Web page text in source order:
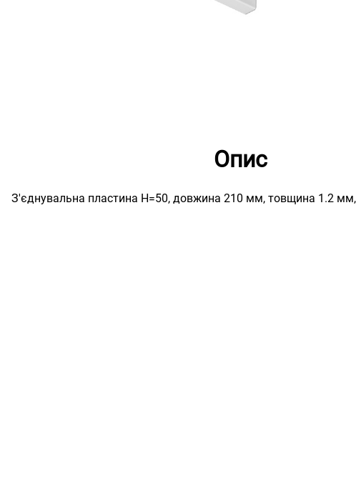
Опис
З'єднувальна пластина H=50, довжина 210 мм, товщина 1.2